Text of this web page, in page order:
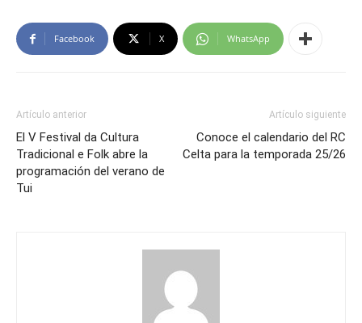
Facebook X WhatsApp
Artículo anterior
El V Festival da Cultura
Tradicional e Folk abre la
programación del verano de
Tui
Artículo siguiente
Conoce el calendario del RC
Celta para la temporada 25/26